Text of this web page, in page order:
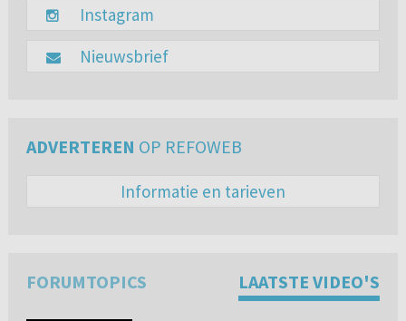
Instagram
Nieuwsbrief
ADVERTEREN OP REFOWEB
Informatie en tarieven
FORUMTOPICS LAATSTE VIDEO'S